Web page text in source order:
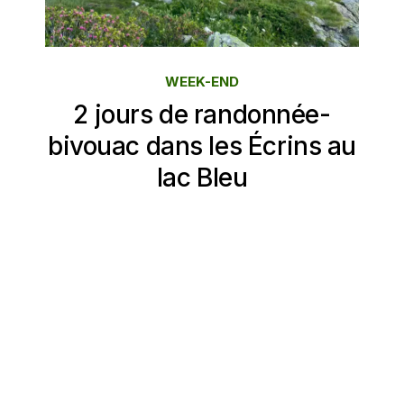
2 jours de randonnée-
bivouac dans les Écrins au
lac Bleu
WEEK-END